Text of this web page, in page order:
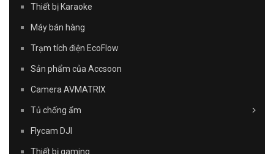
Thiết bị Karaoke
Máy bán hàng
Trạm tích điện EcoFlow
Sản phẩm của Accsoon
Camera AVMATRIX
Tủ chống ẩm
Flycam DJI
Thiết bị gaming